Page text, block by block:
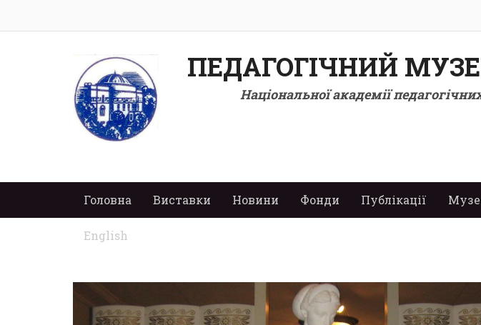
ПЕДАГОГІЧНИЙ
Національної академії
Головна Виставки Новини Фонди Публікації
English